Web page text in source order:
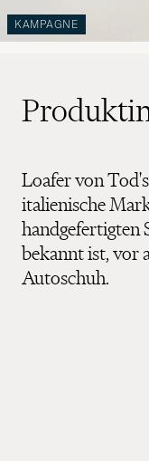
KAMPAGNE
Loafer von
italienische
handgefertigten
bekannt ist, vor
Autoschuh.